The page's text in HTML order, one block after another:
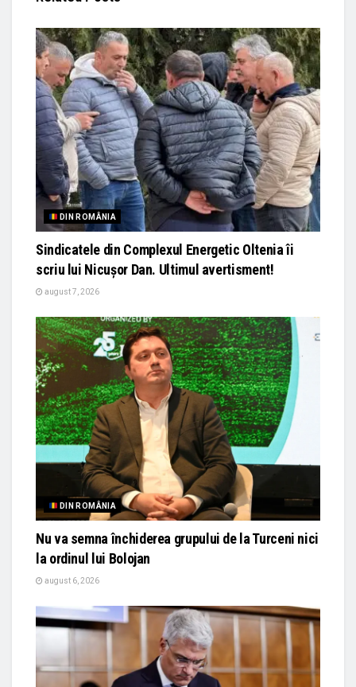
DIN ROMÂNIA
Sindicatele din Complexul Energetic Oltenia îi
scriu lui Nicușor Dan. Ultimul avertisment!
august 7, 2026
DIN ROMÂNIA
Nu va semna închiderea grupului de la Turceni nici
la ordinul lui Bolojan
august 6, 2026